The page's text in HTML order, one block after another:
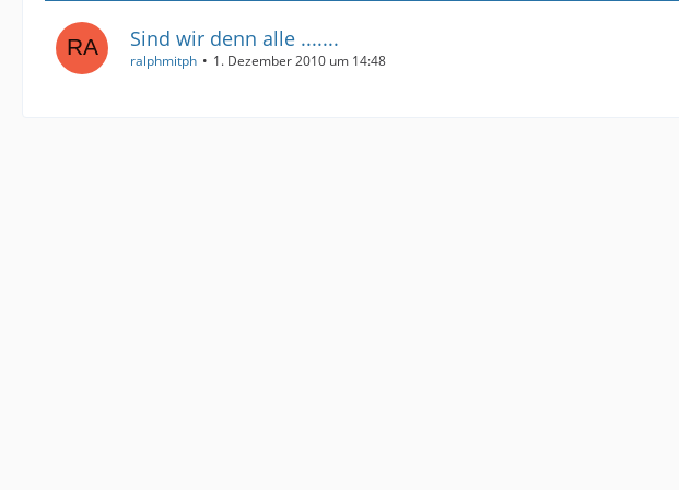
Sind wir denn alle .......
ralphmitph 1. Dezember 2010 um 14:48